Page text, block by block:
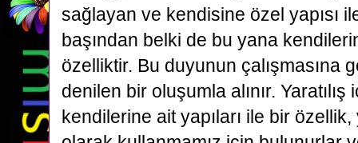
sağlayan ve kendisine özel yapısı
başından belki de bu yana
özelliktir. Bu duyunun çalışmasına
denilen bir oluşumla alınır.
kendilerine ait yapıları ile bir